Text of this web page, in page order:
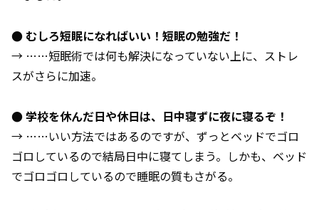
● むしろ短眠になればいい！短眠の勉強だ！
→ ……短眠術では何も解決になっていない上に、ストレ
スがさらに加速。
● 学校を休んだ日や休日は、日中寝ずに夜に寝るぞ！
→ ……いい方法ではあるのですが、ずっとベッドでゴロ
ゴロしているので結局日中に寝てしまう。しかも、ベッド
でゴロゴロしているので睡眠の質もさがる。